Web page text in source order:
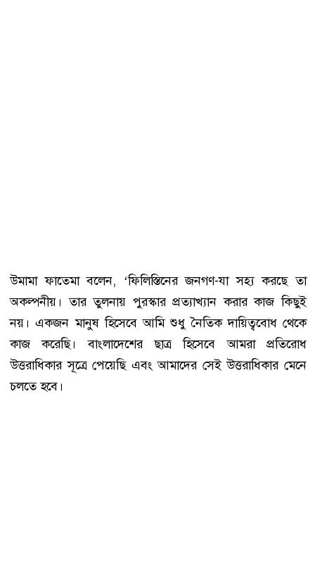
উমামা ফাতেমা বলেন, ‘ফিলিস্তিনের জনগণ-যা সহ্য করছে তা
অকল্পনীয়। তার তুলনায় পুরস্কার প্রত্যাখ্যান করার কাজ কিছুই
নয়। একজন মানুষ হিসেবে আমি শুধু নৈতিক দায়িত্ববোধ থেকে
কাজ করেছি। বাংলাদেশের ছাত্র হিসেবে আমরা প্রতিরোধ
উত্তরাধিকার সূত্রে পেয়েছি এবং আমাদের সেই উত্তরাধিকার মেনে
চলতে হবে।